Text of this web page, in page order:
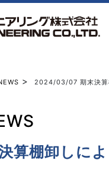
> 2024/03/07 期末決
算棚卸しに